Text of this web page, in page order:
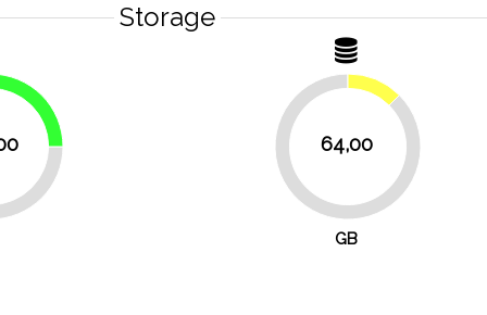
Storage
25%
64,00
87.5%
12.5%
GB